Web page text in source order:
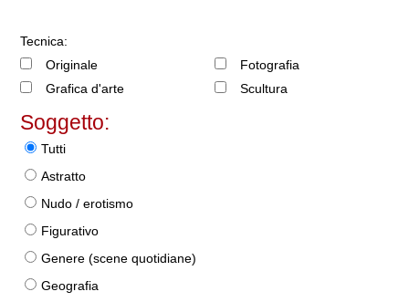
Tecnica:
Originale
Grafica d'arte
Fotografia
Scultura
Soggetto:
Tutti
Astratto
Nudo / erotismo
Figurativo
Genere (scene quotidiane)
Geografia